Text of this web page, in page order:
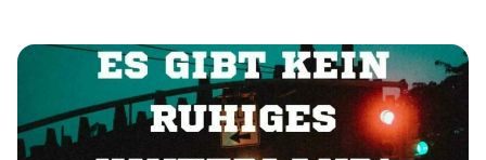
Workshops oder anderen kreativen Aktionsformen. Das
OAT bietet die Möglichkeit, sich zu vernetzen, selbst aktiv
zu werden und gemeinsam mit anderen über
emanzipatorische Politik zu sprechen. Auf unserem […]